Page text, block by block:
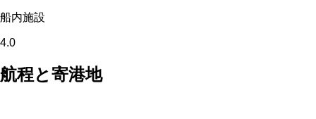
船内施設
4.0
航程と寄港地